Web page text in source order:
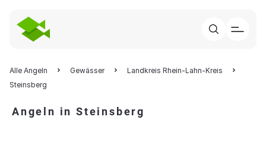
Alle Angeln Gewässer
Landkreis Rhein-Lahn-Kreis
Steinsberg
Angeln in Steinsberg